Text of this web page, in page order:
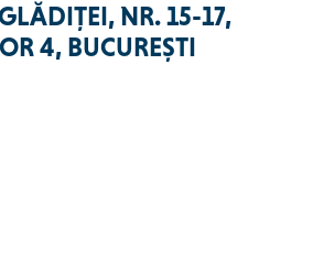
NR. 15-17,
4, BUCUREȘTI